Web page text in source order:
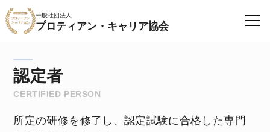
一般社団法人
プロティアン・キャリア協会
認定者
CERTIFIED PERSON
所定の研修を修了し、認定試験に合格した専門